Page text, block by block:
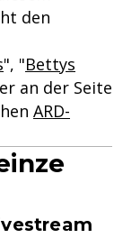
den
", "Bettys
an der Seite
ARD-